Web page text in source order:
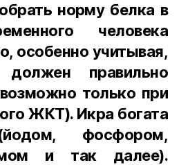
норму белка в
человека
особенно учитывая,
правильно
только при
ЖКТ). Икра богата
фосфором,
и так далее).